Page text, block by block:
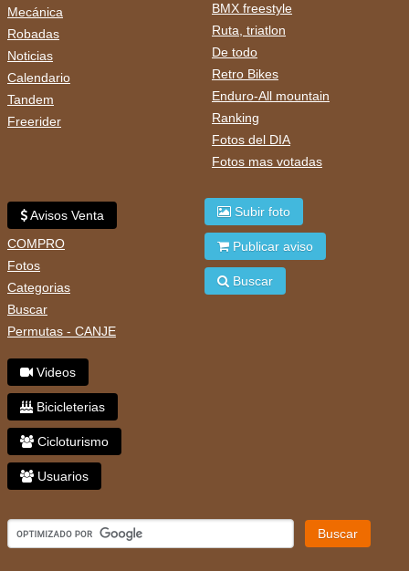
Mecánica
Robadas
Noticias
Calendario
Tandem
Freerider
BMX freestyle
Ruta, triatlon
De todo
Retro Bikes
Enduro-All mountain
Ranking
Fotos del DIA
Fotos mas votadas
Avisos Venta
COMPRO
Fotos
Categorias
Buscar
Permutas - CANJE
Videos
Bicicleterias
Cicloturismo
Usuarios
Subir foto
Publicar aviso
Buscar
Buscar